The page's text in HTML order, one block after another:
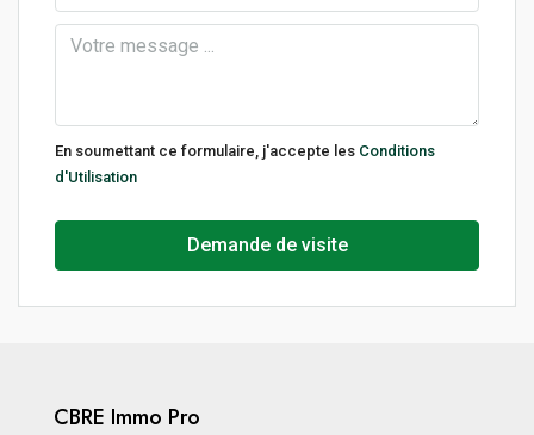
En soumettant ce formulaire, j'accepte les Conditions
d'Utilisation
Demande de visite
CBRE Immo Pro